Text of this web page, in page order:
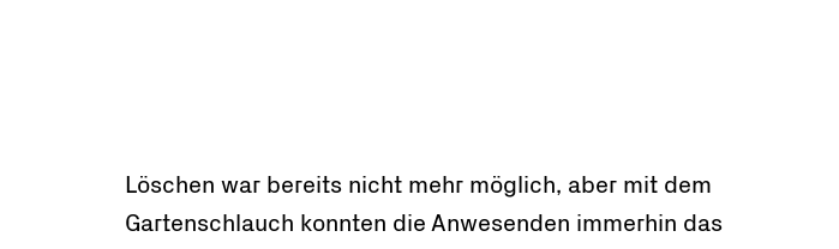
Löschen war bereits nicht mehr möglich, aber mit dem
Gartenschlauch konnten die Anwesenden immerhin das